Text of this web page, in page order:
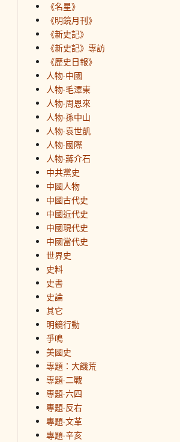
《名星》
《明鏡月刊》
《新史記》
《新史記》專訪
《歷史日報》
人物·中國
人物·毛澤東
人物·周恩來
人物·孫中山
人物·袁世凱
人物·國際
人物·蔣介石
中共黨史
中國人物
中國古代史
中國近代史
中國現代史
中國當代史
世界史
史料
史書
史論
其它
明鏡行動
爭鳴
美國史
專題：大饑荒
專題·二戰
專題·六四
專題·反右
專題·文革
專題·辛亥